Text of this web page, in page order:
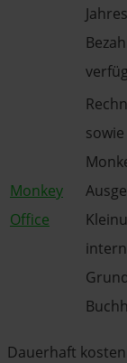
Monkey
Office
Dauerhaft